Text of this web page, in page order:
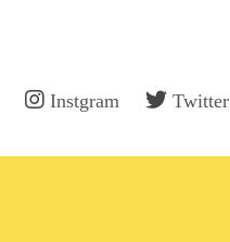
Instgram Twitter